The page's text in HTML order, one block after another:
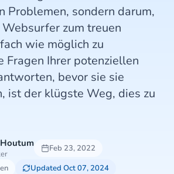
Problemen, sondern darum,
zum treuen
wie möglich zu
Fragen Ihrer potenziellen
bevor sie sie
ist der klügste Weg, dies zu
Feb 23, 2022
Updated Oct 07, 2024